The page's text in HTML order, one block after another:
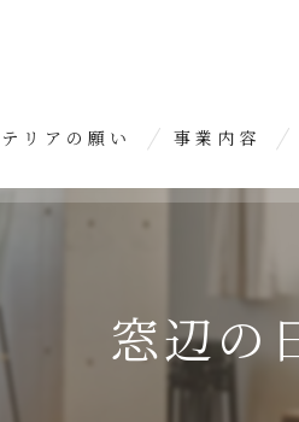
リアの願い 事業内容
内装リフォーム
窓辺の